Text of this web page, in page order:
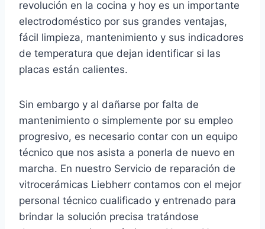
revolución en la cocina y hoy es un importante
electrodoméstico por sus grandes ventajas,
fácil limpieza, mantenimiento y sus indicadores
de temperatura que dejan identificar si las
placas están calientes.
Sin embargo y al dañarse por falta de
mantenimiento o simplemente por su empleo
progresivo, es necesario contar con un equipo
técnico que nos asista a ponerla de nuevo en
marcha. En nuestro Servicio de reparación de
vitrocerámicas Liebherr contamos con el mejor
personal técnico cualificado y entrenado para
brindar la solución precisa tratándose